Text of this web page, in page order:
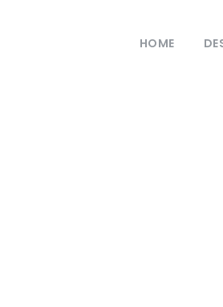
HOME